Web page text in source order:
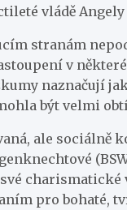
vládě
stranám
v
naznačují
být velmi
ale sociálně
pro bohaté,